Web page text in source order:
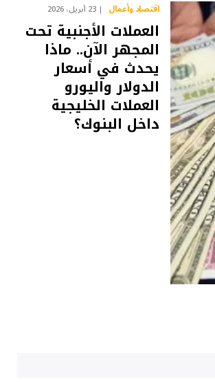
اقتصاد وأعمال 23 أبريل، 2026
العملات الأجنبية تحت
المجهر الآن.. ماذا
يحدث في أسعار
الدولار واليورو
العملات الخليجية
داخل البنوك؟